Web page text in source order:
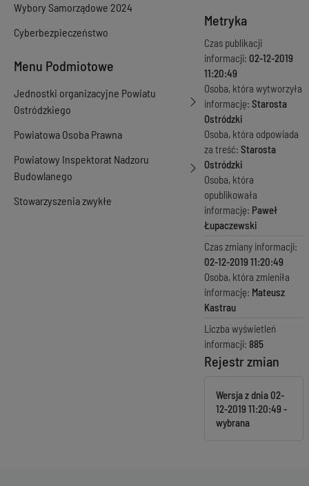
Wybory Samorządowe 2024
Cyberbezpieczeństwo
Menu Podmiotowe
Jednostki organizacyjne Powiatu
Ostródzkiego
Powiatowa Osoba Prawna
Powiatowy Inspektorat Nadzoru
Budowlanego
Stowarzyszenia zwykłe
Metryka
Czas publikacji
informacji: 02-12-2019
11:20:49
Osoba, która wytworzyła
informację: Starosta
Ostródzki
Osoba, która odpowiada
za treść: Starosta
Ostródzki
Osoba, która
opublikowała
informację: Paweł
Łupaczewski
Czas zmiany informacji:
02-12-2019 11:20:49
Osoba, która zmieniła
informację: Mateusz
Kastrau
Liczba wyświetleń
informacji: 885
Rejestr zmian
Wersja z dnia 02-
12-2019 11:20:49